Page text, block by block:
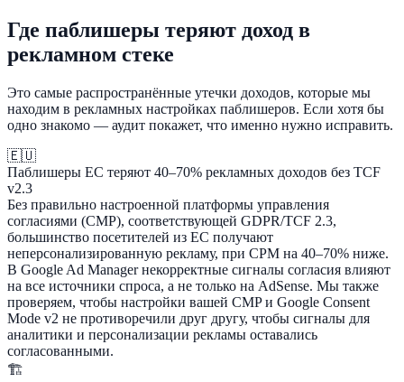
Где паблишеры теряют доход в
рекламном стеке
Это самые распространённые утечки доходов, которые мы
находим в рекламных настройках паблишеров. Если хотя бы
одно знакомо — аудит покажет, что именно нужно исправить.
🇪🇺
Паблишеры ЕС теряют 40–70% рекламных доходов без TCF
v2.3
Без правильно настроенной платформы управления
согласиями (CMP), соответствующей GDPR/TCF 2.3,
большинство посетителей из ЕС получают
неперсонализированную рекламу, при CPM на 40–70% ниже.
В Google Ad Manager некорректные сигналы согласия влияют
на все источники спроса, а не только на AdSense. Мы также
проверяем, чтобы настройки вашей CMP и Google Consent
Mode v2 не противоречили друг другу, чтобы сигналы для
аналитики и персонализации рекламы оставались
согласованными.
🏗️